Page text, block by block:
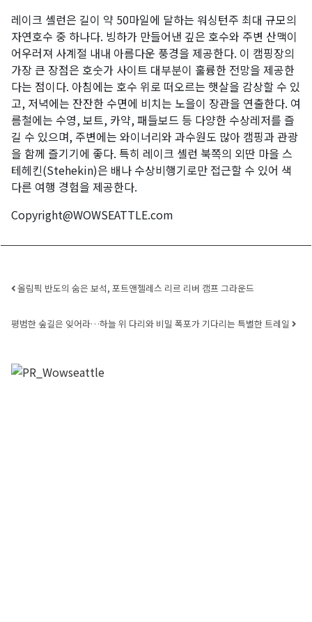
레이크 셸런은 길이 약 50마일에 달하는 워싱턴주 최대 규모의
자연호수 중 하나다. 빙하가 만들어낸 깊은 호수와 주변 산맥이
어우러져 사계절 내내 아름다운 풍경을 제공한다. 이 캠핑장의
가장 큰 장점은 호숫가 사이트 대부분이 훌륭한 전망을 제공한
다는 점이다. 아침에는 호수 위로 떠오르는 햇살을 감상할 수 있
고, 저녁에는 잔잔한 수면에 비치는 노을이 장관을 연출한다. 여
름철에는 수영, 보트, 카약, 패들보드 등 다양한 수상레저를 즐
길 수 있으며, 주변에는 와이너리와 과수원도 많아 캠핑과 관광
을 함께 즐기기에 좋다. 특히 레이크 셸런 북쪽의 외딴 마을 스
테헤킨(Stehekin)은 배나 수상비행기로만 접근할 수 있어 색
다른 여행 경험을 제공한다.
Copyright@WOWSEATTLE.com
Post navigation
올림픽 반도의 숨은 보석, 포트앤젤레스 리르 리버 캠프 그라운드
평범한 숲길은 잊어라…하늘 위 다리와 비밀 폭포가 기다리는 특별한 트레일